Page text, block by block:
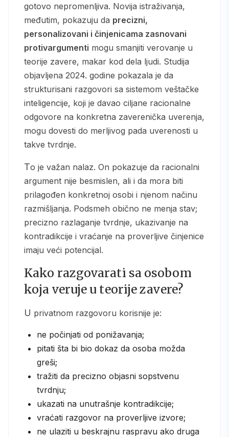
gotovo nepromenljiva. Novija istraživanja,
međutim, pokazuju da precizni,
personalizovani i činjenicama zasnovani
protivargumenti mogu smanjiti verovanje u
teorije zavere, makar kod dela ljudi. Studija
objavljena 2024. godine pokazala je da
strukturisani razgovori sa sistemom veštačke
inteligencije, koji je davao ciljane racionalne
odgovore na konkretna zaverenička uverenja,
mogu dovesti do merljivog pada uverenosti u
takve tvrdnje.
To je važan nalaz. On pokazuje da racionalni
argument nije besmislen, ali i da mora biti
prilagođen konkretnoj osobi i njenom načinu
razmišljanja. Podsmeh obično ne menja stav;
precizno razlaganje tvrdnje, ukazivanje na
kontradikcije i vraćanje na proverljive činjenice
imaju veći potencijal.
Kako razgovarati sa osobom
koja veruje u teorije zavere?
U privatnom razgovoru korisnije je:
ne počinjati od ponižavanja;
pitati šta bi bio dokaz da osoba možda
greši;
tražiti da precizno objasni sopstvenu
tvrdnju;
ukazati na unutrašnje kontradikcije;
vraćati razgovor na proverljive izvore;
ne ulaziti u beskrajnu raspravu ako druga